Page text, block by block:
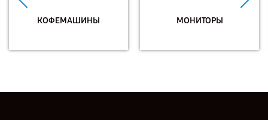
КОФЕМАШИНЫ МОНИТОРЫ